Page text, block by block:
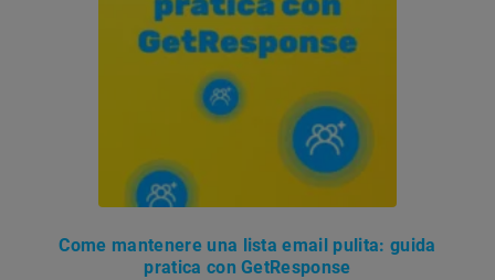
Come mantenere una lista email pulita: guida
pratica con GetResponse